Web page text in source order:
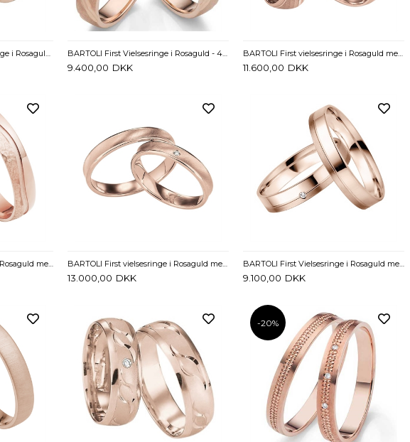
BARTOLI Excelsior Vielsesringe i Rosaguld med Diamanter 0,56 ct - 4,5 mm BARTOLI First Vielsesringe i Rosaguld - 4 mm
9.400,00 DKK
BARTOLI First vielsesringe i Rosaguld med Brillanter 0,02 ct - 5 mm
11.600,00 DKK
BARTOLI First Vielsesringe i Rosaguld med Diamant 0,01 ct. - 3,5 mm BARTOLI First vielsesringe i Rosaguld med Diamant 0,01 ct. - 4 mm
13.000,00 DKK
BARTOLI First Vielsesringe i Rosaguld med Diamant 0,01 ct. - 4 mm
9.100,00 DKK
-20%